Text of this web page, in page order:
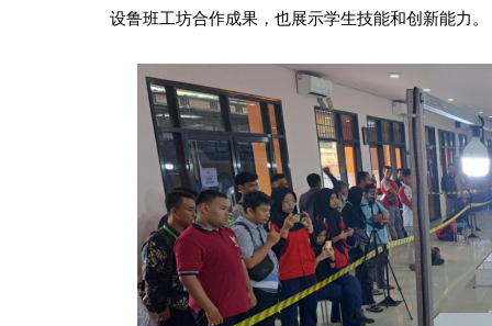
设鲁班工坊合作成果，也展示学生技能和创新能力。